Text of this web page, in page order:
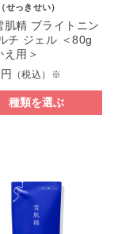
せっきせい）
肌精 ブライトニン
チ ジェル ＜80g
え用＞
（税込）※
種類を選ぶ